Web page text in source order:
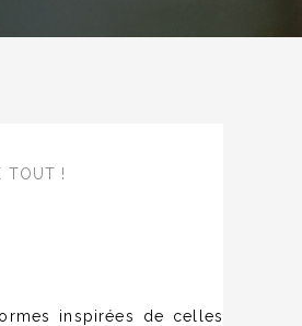
TOUT !
inspirées de celles